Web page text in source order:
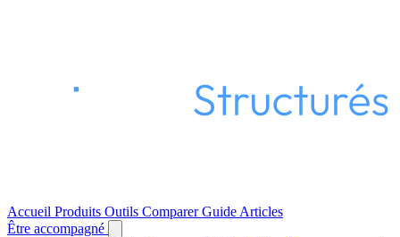
Accueil Produits Outils ComparerGuide Articles
Être accompagné